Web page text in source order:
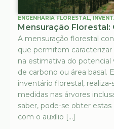
ENGENHARIA FLORESTAL,
Mensuração Florestal:
A mensuração florestal
que permitem
na estimativa do
de carbono ou área basal.
inventário florestal,
medidas nas árvores
saber, pode-se obter
com o auxílio […]